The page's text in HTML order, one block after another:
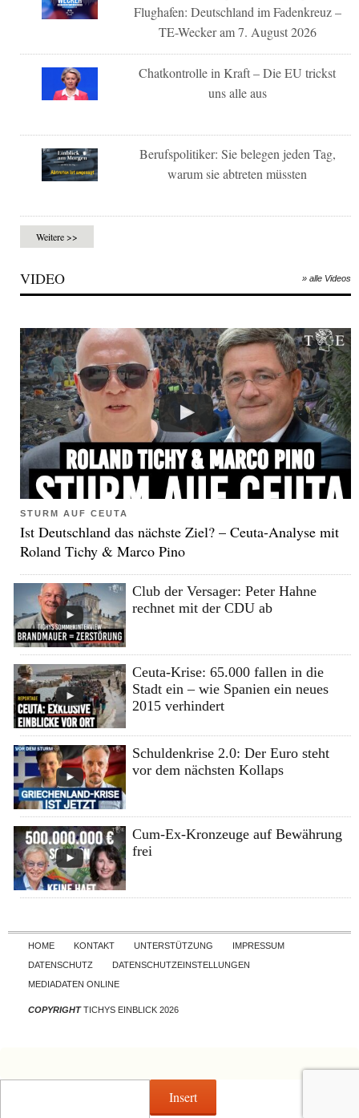
Flughafen: Deutschland im Fadenkreuz –
TE-Wecker am 7. August 2026
Chatkontrolle in Kraft – Die EU trickst
uns alle aus
Berufspolitiker: Sie belegen jeden Tag,
warum sie abtreten müssten
Weitere >>
VIDEO » alle Videos
STURM AUF CEUTA
Ist Deutschland das nächste Ziel? – Ceuta-Analyse mit
Roland Tichy & Marco Pino
Club der Versager: Peter Hahne
rechnet mit der CDU ab
Ceuta-Krise: 65.000 fallen in die
Stadt ein – wie Spanien ein neues
2015 verhindert
Schuldenkrise 2.0: Der Euro steht
vor dem nächsten Kollaps
Cum-Ex-Kronzeuge auf Bewährung
frei
Skip to content
HOME KONTAKT UNTERSTÜTZUNG
IMPRESSUM
DATENSCHUTZ
DATENSCHUTZEINSTELLUNGEN
MEDIADATEN ONLINE
COPYRIGHTTICHYS EINBLICK 2026
Insert